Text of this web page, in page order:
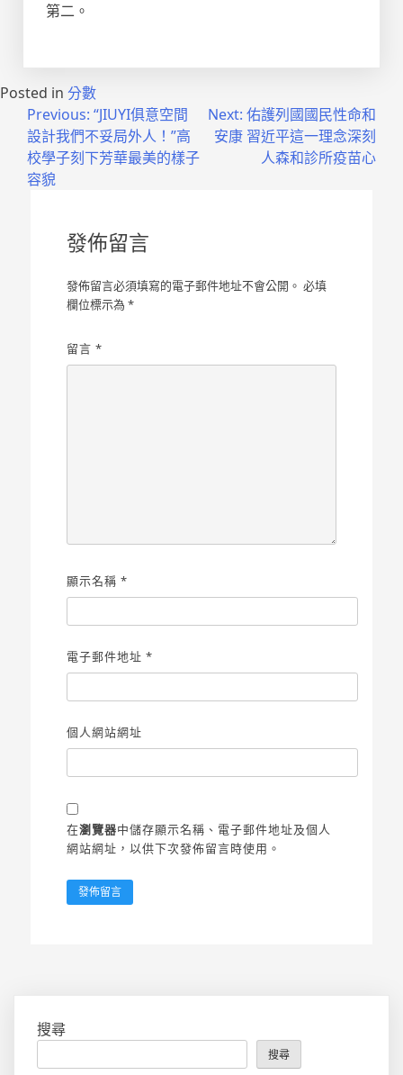
第二。
Posted in 分數
Previous: “JIUYI俱意空間
設計我們不妥局外人！”高
校學子刻下芳華最美的樣子
容貌
Next: 佑護列國國民性命和
安康 習近平這一理念深刻
人森和診所疫苗心
發佈留言
發佈留言必須填寫的電子郵件地址不會公開。 必填
欄位標示為*
留言*
顯示名稱*
電子郵件地址*
個人網站網址
在瀏覽器中儲存顯示名稱、電子郵件地址及個人
網站網址，以供下次發佈留言時使用。
搜尋
搜尋